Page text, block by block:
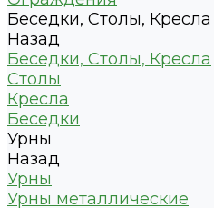
Беседки, Столы, Кресла
Назад
Беседки, Столы, Кресла
Столы
Кресла
Беседки
Урны
Назад
Урны
Урны металлические